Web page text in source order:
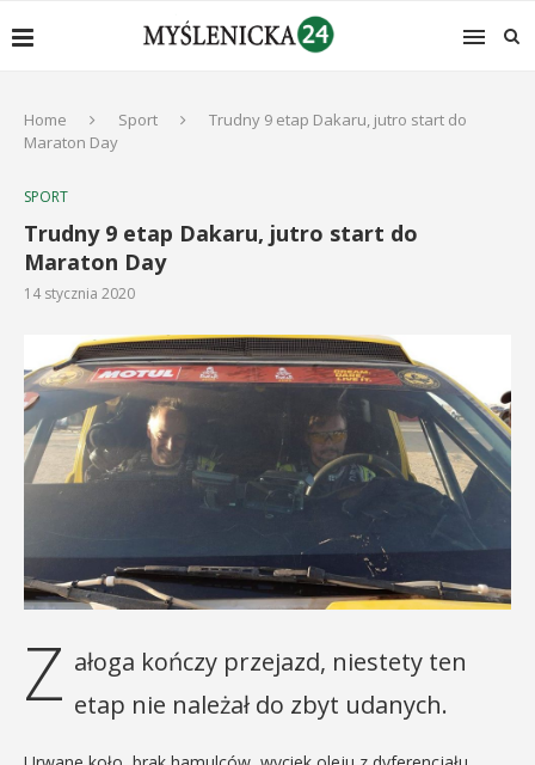
Home Sport
Trudny 9 etap Dakaru, jutro start do
Maraton Day
SPORT
Trudny 9 etap Dakaru, jutro start do
Maraton Day
14 stycznia 2020
Z ałoga kończy przejazd, niestety ten
etap nie należał do zbyt udanych.